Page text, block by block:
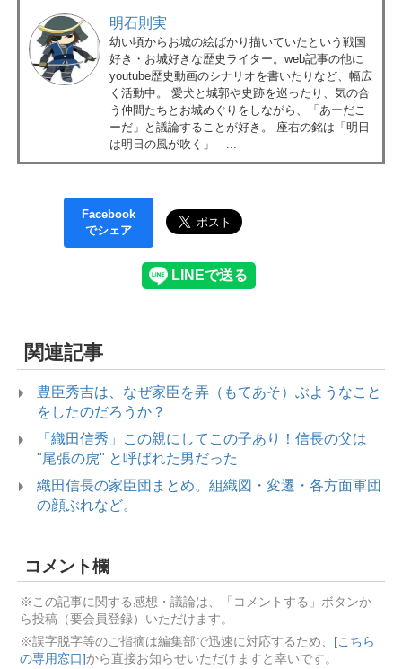
明石則実
幼い頃からお城の絵ばかり描いていたという戦国
好き・お城好きな歴史ライター。web記事の他に
youtube歴史動画のシナリオを書いたりなど、幅広
く活動中。 愛犬と城郭や史跡を巡ったり、気の合
う仲間たちとお城めぐりをしながら、「あーだこ
ーだ」と議論することが好き。 座右の銘は「明日
は明日の風が吹く」 ...
Facebook
でシェア
関連記事
豊臣秀吉は、なぜ家臣を弄（もてあそ）ぶようなこと
をしたのだろうか？
「織田信秀」この親にしてこの子あり！信長の父は
"尾張の虎" と呼ばれた男だった
織田信長の家臣団まとめ。組織図・変遷・各方面軍団
の顔ぶれなど。
コメント欄
※この記事に関する感想・議論は、「コメントする」ボタンか
ら投稿（要会員登録）いただけます。
※誤字脱字等のご指摘は編集部で迅速に対応するため、
[こちら
の専用窓口]から直接お知らせいただけますと幸いです。